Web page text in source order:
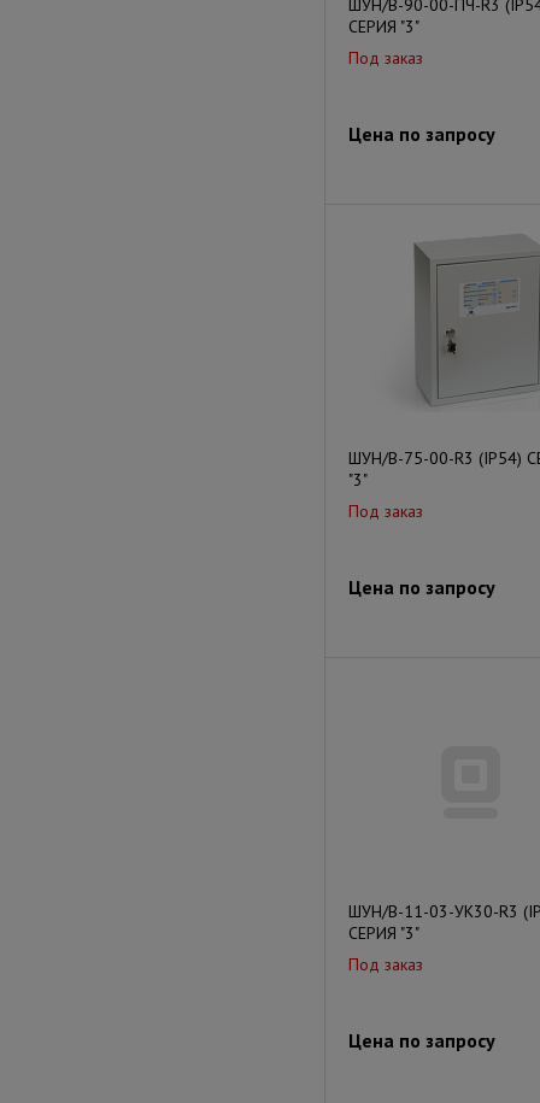
ШУН/В-90-00-ПЧ-R3
СЕРИЯ "3"
Под заказ
Цена по запросу
ШУН/В-75-00-R3 (IP54)
"3"
Под заказ
Цена по запросу
ШУН/В-11-03-УК30-R3
СЕРИЯ "3"
Под заказ
Цена по запросу